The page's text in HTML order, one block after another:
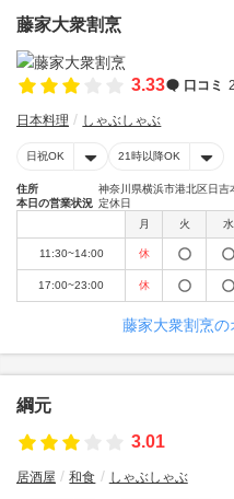
藤家大衆割烹
3.33 口コミ
日本料理 しゃぶしゃぶ
日祝OK 21時以降OK
住所
神奈川県横浜市港北区日吉
本日の営業状況 定休日
月
火 水
11:30~14:00 休
17:00~23:00 休
藤家大衆割烹の
綱元
3.01
居酒屋 和食 しゃぶしゃぶ